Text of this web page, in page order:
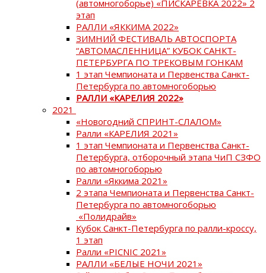
(автомногоборье) «ПИСКАРЕВКА 2022» 2
этап
РАЛЛИ «ЯККИМА 2022»
ЗИМНИЙ ФЕСТИВАЛЬ АВТОСПОРТА
“АВТОМАСЛЕННИЦА” КУБОК САНКТ-
ПЕТЕРБУРГА ПО ТРЕКОВЫМ ГОНКАМ
1 этап Чемпионата и Первенства Санкт-
Петербурга по автомногоборью
РАЛЛИ «КАРЕЛИЯ 2022»
2021
«Новогодний СПРИНТ-СЛАЛОМ»
Ралли «КАРЕЛИЯ 2021»
1 этап Чемпионата и Первенства Санкт-
Петербурга, отборочный этапа ЧиП СЗФО
по автомногоборью
Ралли «Яккима 2021»
2 этапа Чемпионата и Первенства Санкт-
Петербурга по автомногоборью
«Полидрайв»
Кубок Санкт-Петербурга по ралли-кроссу,
1 этап
Ралли «PICNIC 2021»
РАЛЛИ «БЕЛЫЕ НОЧИ 2021»